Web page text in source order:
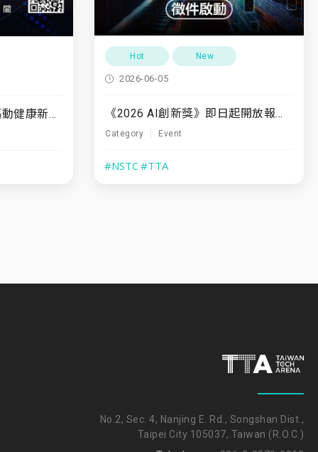
7/10(五)「運動領航・驅動健康新未來」
Hot New
2026-06-05
《2026 AI創新獎》即日起開放報名至7/31
Category Event
#NSTC#TTA
No.2, Sec. 4, Nanjing E. Rd., Songshan Dist.,
Taipei City 105037, Taiwan (R.O.C.)